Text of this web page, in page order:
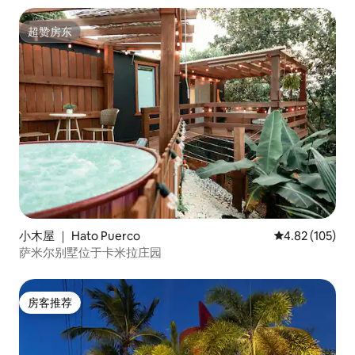
超赞房东
超赞房东
小木屋 ｜ Hato Puerco 平均评分 4.82
4.82 (105)
萨米尔别墅位于卡米拉庄园
房客推荐
房客推荐